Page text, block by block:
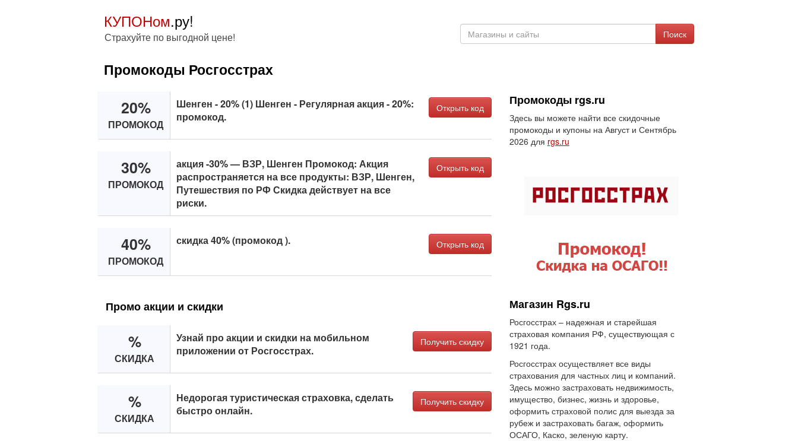
КУПОНом.ру!
Страхуйте по выгодной цене! Поиск
Промокоды Росгосстрах
20%
ПРОМОКОД
Шенген - 20% (1) Шенген - Регулярная акция - 20%:
промокод.
Открыть код
30%
ПРОМОКОД
акция -30% — ВЗР, Шенген Промокод: Акция
распространяется на все продукты: ВЗР, Шенген,
Путешествия по РФ Скидка действует на все
риски.
Открыть код
40%
ПРОМОКОД
скидка 40% (промокод ). Открыть код
Промо акции и скидки
%
СКИДКА
Узнай про акции и скидки на мобильном
приложении от Росгосстрах.
Получить скидку
%
СКИДКА
Недорогая туристическая страховка, сделать
быстро онлайн.
Получить скидку
Промокоды rgs.ru
Здесь вы можете найти все скидочные
промокоды и купоны на Август и Сентябрь
2026 для rgs.ru
Магазин Rgs.ru
Росгосстрах – надежная и старейшая
страховая компания РФ, существующая с
1921 года.
Росгосстрах осуществляет все виды
страхования для частных лиц и компаний.
Здесь можно застраховать недвижимость,
имущество, бизнес, жизнь и здоровье,
оформить страховой полис для выезда за
рубеж и застраховать багаж, оформить
ОСАГО, Каско, зеленую карту.